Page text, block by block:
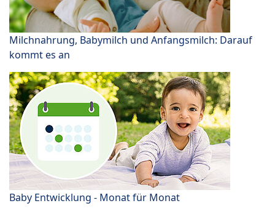
Milchnahrung, Babymilch und Anfangsmilch: Darauf
kommt es an
Baby Entwicklung - Monat für Monat